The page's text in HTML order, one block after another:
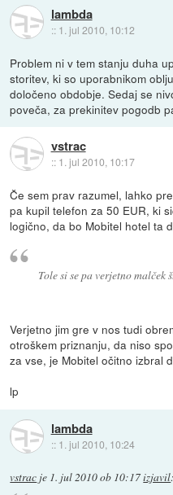
lambda
:: 1. jul 2010, 10:12
Problem ni v tem stanju duha
storitev, ki so uporabnikom
določeno obdobje. Sedaj se
poveča, za prekinitev pogodb
vstrac
:: 1. jul 2010, 10:17
Če sem prav razumel, lahko
pa kupil telefon za 50 EUR, ki
logično, da bo Mobitel hotel ta
Tole si se pa verjetno malček
Verjetno jim gre v nos tudi
otroškem priznanju, da niso
za vse, je Mobitel očitno izbral
lp
lambda
:: 1. jul 2010, 10:24
vstrac je 1. jul 2010 ob 10:17izjavil: